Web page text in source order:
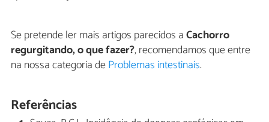
Se pretende ler mais artigos parecidos aCachorro
regurgitando, o que fazer?, recomendamos que entre
na nossa categoria deProblemas intestinais.
Referências